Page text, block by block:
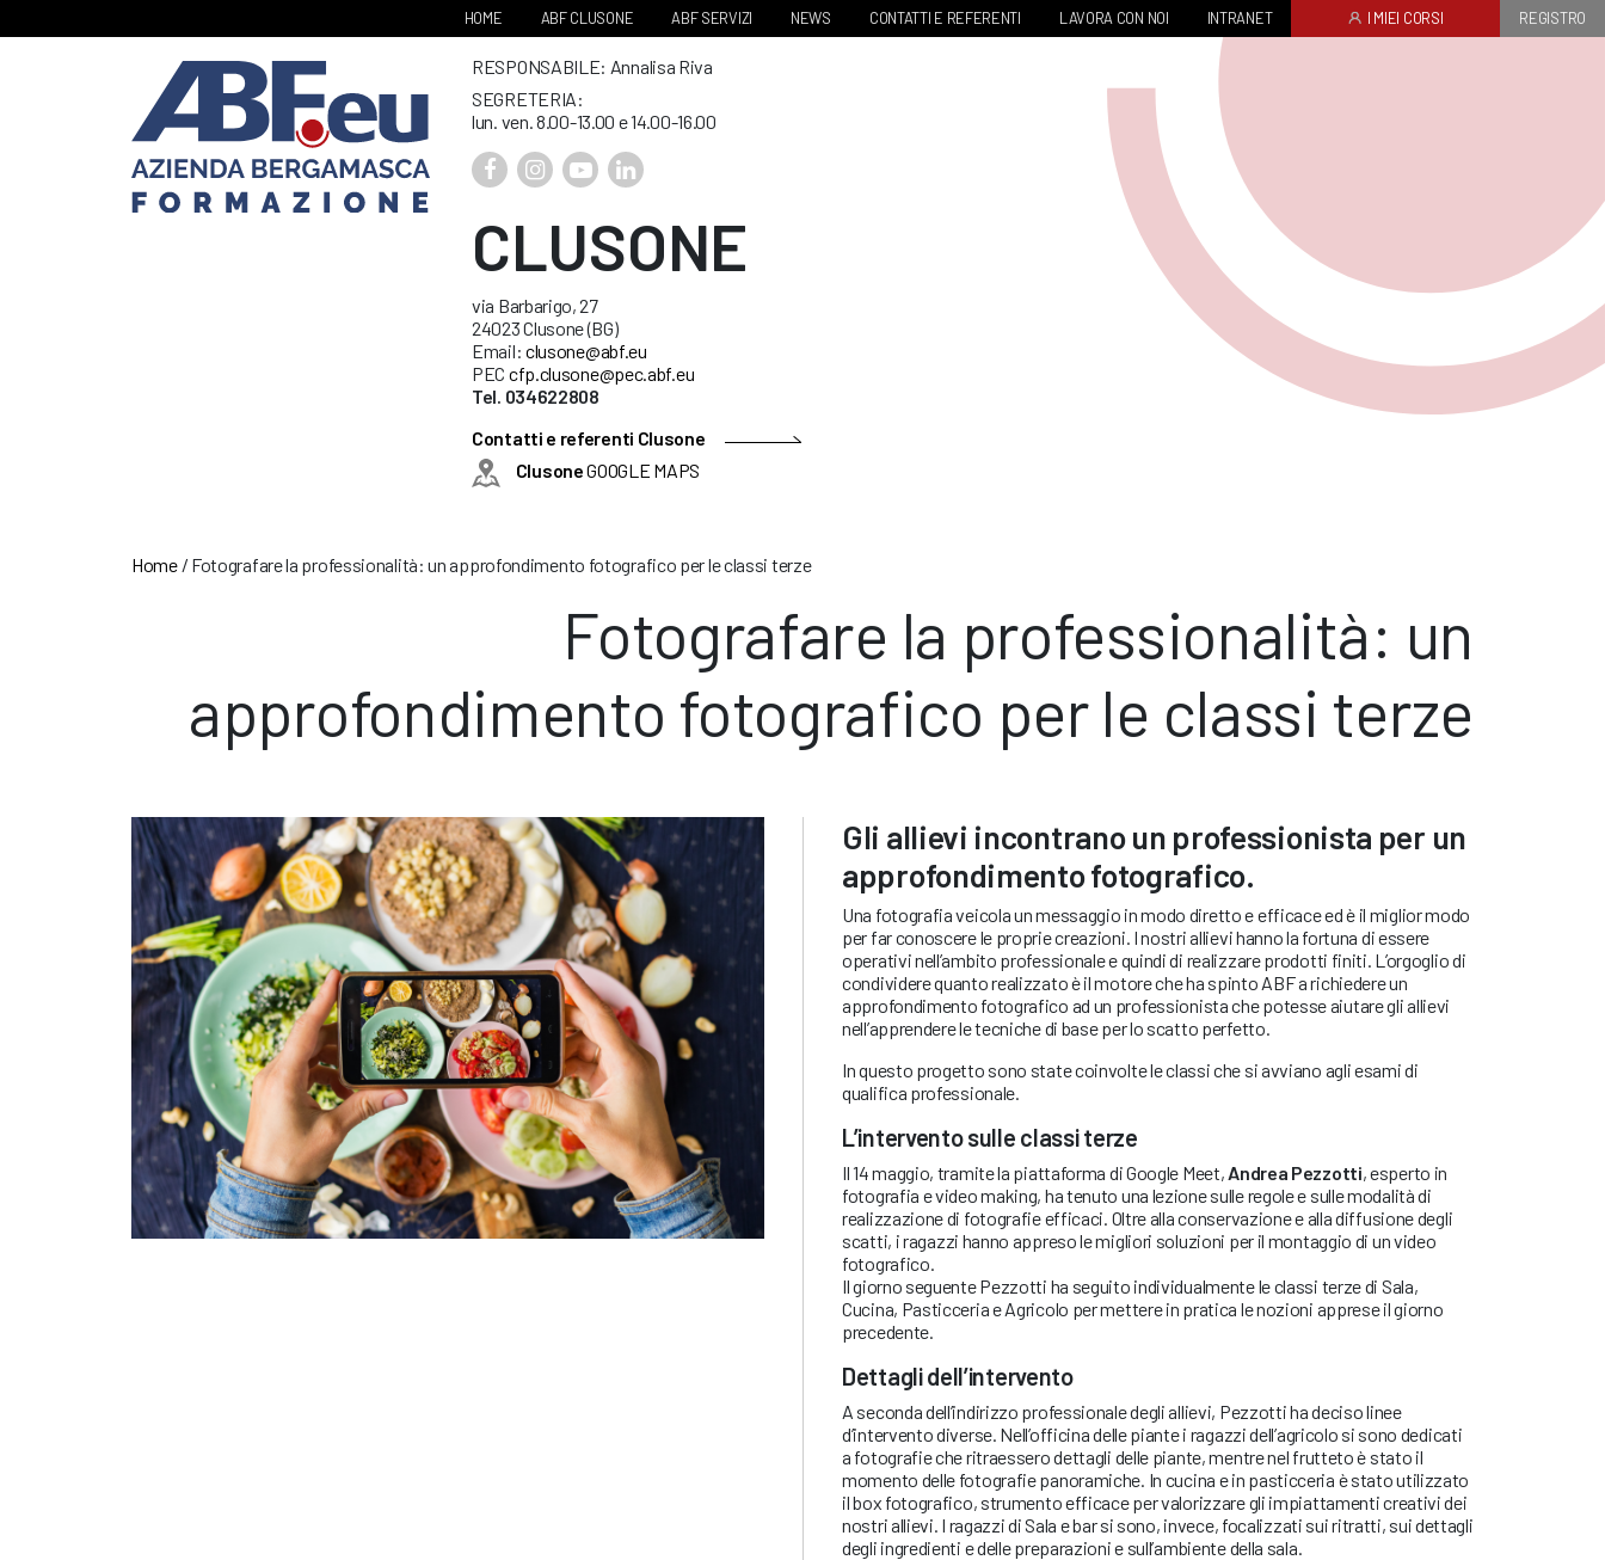
HOME ABF CLUSONE ABF SERVIZI NEWS CONTATTI E REFERENTI LAVORA CON NOI INTRANET I MIEI CORSI REGISTRO
RESPONSABILE: Annalisa Riva
SEGRETERIA:
lun. ven. 8.00-13.00 e 14.00-16.00
CLUSONE
via Barbarigo, 27
24023 Clusone (BG)
Email: clusone@abf.eu
PEC cfp.clusone@pec.abf.eu
Tel. 034622808
Contatti e referenti Clusone
ClusoneGOOGLE MAPS
Home/ Fotografare la professionalità: un approfondimento fotografico per le classi terze
Fotografare la professionalità: un
approfondimento fotografico per le classi terze
Gli allievi incontrano un professionista per un
approfondimento fotografico.
Una fotografia veicola un messaggio in modo diretto e efficace ed è il miglior modo
per far conoscere le proprie creazioni. I nostri allievi hanno la fortuna di essere
operativi nell’ambito professionale e quindi di realizzare prodotti finiti. L’orgoglio di
condividere quanto realizzato è il motore che ha spinto ABF a richiedere un
approfondimento fotografico ad un professionista che potesse aiutare gli allievi
nell’apprendere le tecniche di base per lo scatto perfetto.
In questo progetto sono state coinvolte le classi che si avviano agli esami di
qualifica professionale.
L’intervento sulle classi terze
Il 14 maggio, tramite la piattaforma di Google Meet, Andrea Pezzotti, esperto in
fotografia e video making, ha tenuto una lezione sulle regole e sulle modalità di
realizzazione di fotografie efficaci. Oltre alla conservazione e alla diffusione degli
scatti, i ragazzi hanno appreso le migliori soluzioni per il montaggio di un video
fotografico.
Il giorno seguente Pezzotti ha seguito individualmente le classi terze di Sala,
Cucina, Pasticceria e Agricolo per mettere in pratica le nozioni apprese il giorno
precedente.
Dettagli dell’intervento
A seconda dell’indirizzo professionale degli allievi, Pezzotti ha deciso linee
d’intervento diverse. Nell’officina delle piante i ragazzi dell’agricolo si sono dedicati
a fotografie che ritraessero dettagli delle piante, mentre nel frutteto è stato il
momento delle fotografie panoramiche. In cucina e in pasticceria è stato utilizzato
il box fotografico, strumento efficace per valorizzare gli impiattamenti creativi dei
nostri allievi. I ragazzi di Sala e bar si sono, invece, focalizzati sui ritratti, sui dettagli
degli ingredienti e delle preparazioni e sull’ambiente della sala.